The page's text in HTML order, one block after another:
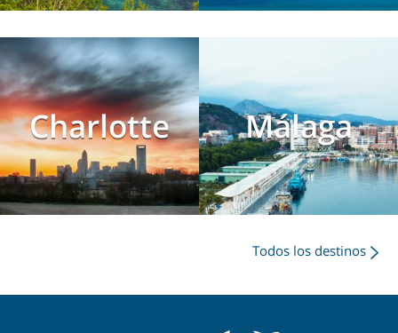
Charlotte Málaga
Todos los destinos